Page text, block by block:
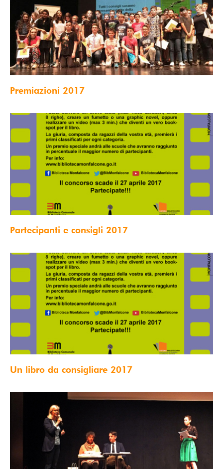
Premiazioni 2017
Partecipanti e consigli 2017
Un libro da consigliare 2017